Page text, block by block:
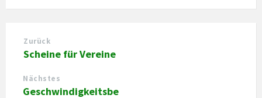
Zurück
Scheine für Vereine
Nächstes
Geschwindigkeitsbe